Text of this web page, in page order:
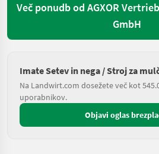
Več ponudb od AGXOR
GmbH
Imate Setev in nega / Stroj za
Na Landwirt.com dosežete več kot
uporabnikov.
Objavi oglas